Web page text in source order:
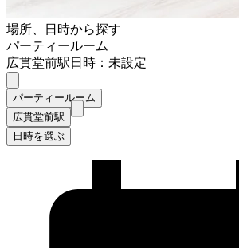
場所、日時から探す
パーティールーム
広貫堂前駅日時：未設定
パーティールーム
広貫堂前駅
日時を選ぶ